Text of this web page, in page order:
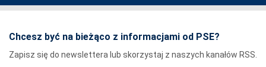
Chcesz być na bieżąco z informacjami od PSE?
Zapisz się do newslettera lub skorzystaj z naszych kanałów RSS.